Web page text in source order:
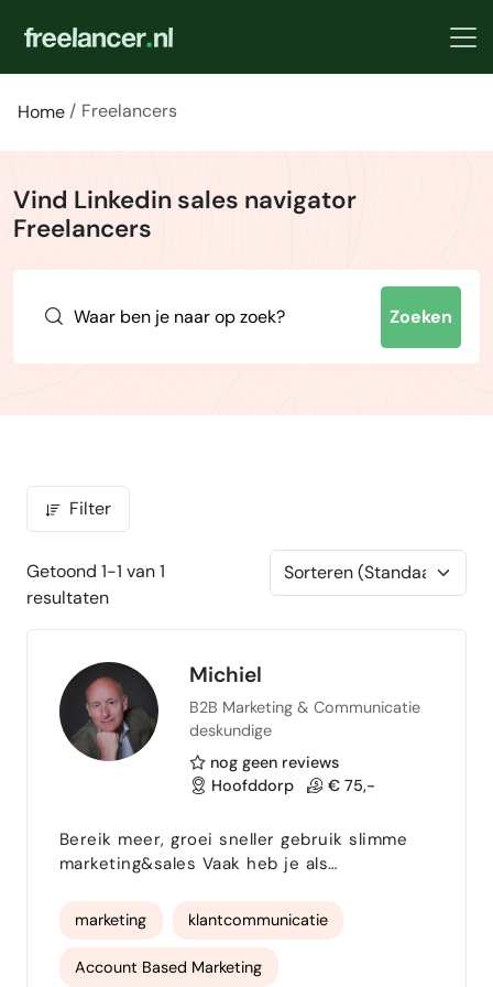
Home Freelancers
Vind Linkedin sales navigator
Freelancers
Zoeken
Filter
Getoond 1-1 van 1
resultaten
Michiel
B2B Marketing & Communicatie
deskundige
nog geen reviews
Hoofddorp
€ 75,-
Bereik meer, groei sneller gebruik slimme
marketing&sales Vaak heb je als
te doen, maar je wil wel zichtbaar zijn voor
jouw doelgroep of groeien ? Ik help
ondernemers om het bedrijf professioneel
marketing klantcommunicatie
Account Based Marketing